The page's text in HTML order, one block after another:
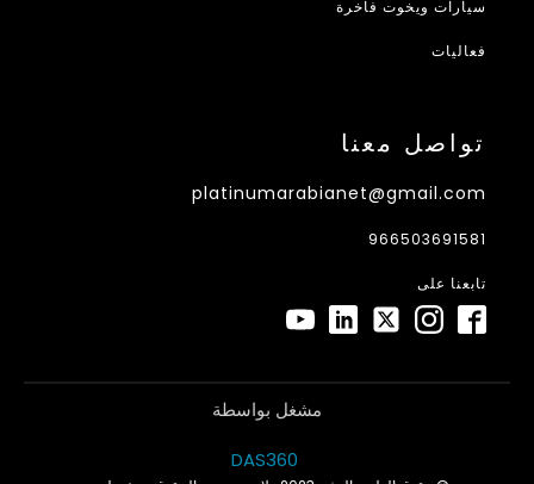
سيارات ويخوت فاخرة
فعاليات
تواصل معنا
platinumarabianet@gmail.com
966503691581
تابعنا على
مشغل بواسطة